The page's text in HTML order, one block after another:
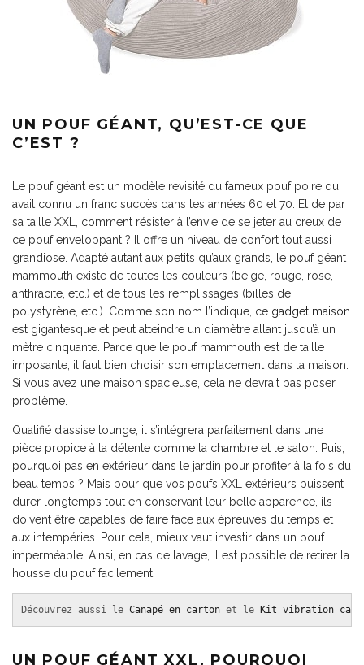
UN POUF GÉANT, QU’EST-CE QUE
C’EST ?
Le pouf géant est un modèle revisité du fameux pouf poire qui
avait connu un franc succès dans les années 60 et 70. Et de par
sa taille XXL, comment résister à l’envie de se jeter au creux de
ce pouf enveloppant ? Il offre un niveau de confort tout aussi
grandiose. Adapté autant aux petits qu’aux grands, le pouf géant
mammouth existe de toutes les couleurs (beige, rouge, rose,
anthracite, etc.) et de tous les remplissages (billes de
polystyrène, etc.). Comme son nom l’indique, ce gadget maison
est gigantesque et peut atteindre un diamètre allant jusqu’à un
mètre cinquante. Parce que le pouf mammouth est de taille
imposante, il faut bien choisir son emplacement dans la maison.
Si vous avez une maison spacieuse, cela ne devrait pas poser
problème.
Qualifié d’assise lounge, il s’intégrera parfaitement dans une
pièce propice à la détente comme la chambre et le salon. Puis,
pourquoi pas en extérieur dans le jardin pour profiter à la fois du
beau temps ? Mais pour que vos poufs XXL extérieurs puissent
durer longtemps tout en conservant leur belle apparence, ils
doivent être capables de faire face aux épreuves du temps et
aux intempéries. Pour cela, mieux vaut investir dans un pouf
imperméable. Ainsi, en cas de lavage, il est possible de retirer la
housse du pouf facilement.
Découvrez aussi le Canapé en carton et le Kit vibration
UN POUF GÉANT XXL, POURQUOI